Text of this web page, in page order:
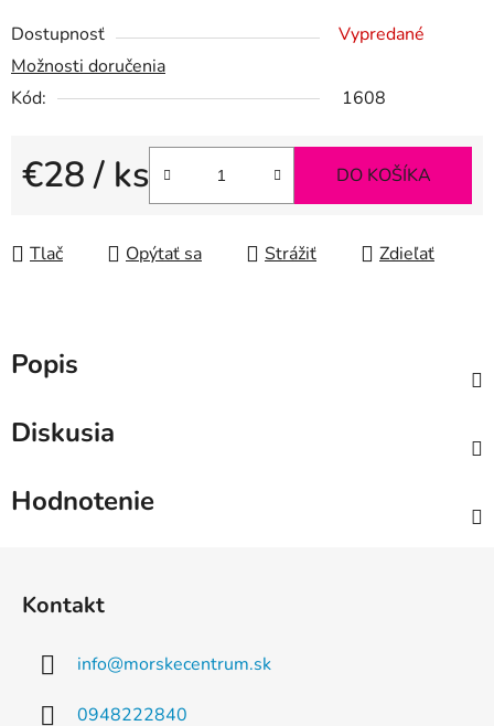
Dostupnosť
Vypredané
Možnosti doručenia
Kód:
1608
€28/ ks
Jednotková cena:
DO KOŠÍKA
Tlač Opýtať sa Strážiť Zdieľať
Popis
Diskusia
Hodnotenie
Kontakt
info@morskecentrum.sk
0948222840